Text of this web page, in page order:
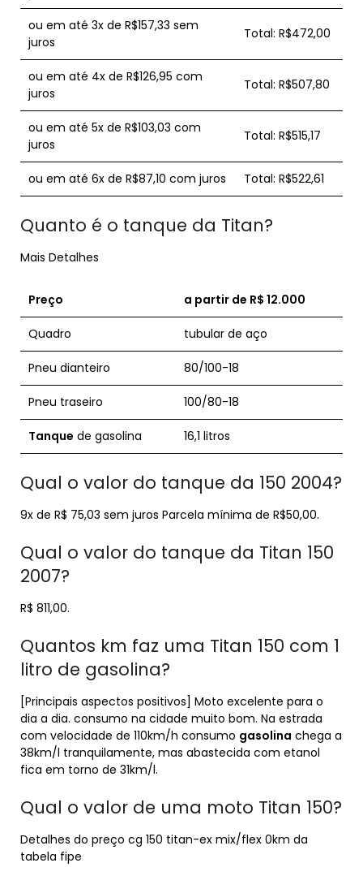
ou em até 3x de R$157,33 sem
juros
Total: R$472,00
ou em até 4x de R$126,95 com
juros
Total: R$507,80
ou em até 5x de R$103,03 com
juros
Total: R$515,17
ou em até 6x de R$87,10 com juros Total: R$522,61
Quanto é o tanque da Titan?
Mais Detalhes
Preço a partir de R$ 12.000
Quadro tubular de aço
Pneu dianteiro 80/100-18
Pneu traseiro 100/80-18
Tanque de gasolina 16,1 litros
Qual o valor do tanque da 150 2004?
9x de R$ 75,03 sem juros Parcela mínima de R$50,00.
Qual o valor do tanque da Titan 150
2007?
R$ 811,00.
Quantos km faz uma Titan 150 com 1
litro de gasolina?
[Principais aspectos positivos] Moto excelente para o
dia a dia. consumo na cidade muito bom. Na estrada
com velocidade de 110km/h consumo gasolina chega a
38km/l tranquilamente, mas abastecida com etanol
fica em torno de 31km/l.
Qual o valor de uma moto Titan 150?
Detalhes do preço cg 150 titan-ex mix/flex 0km da
tabela fipe